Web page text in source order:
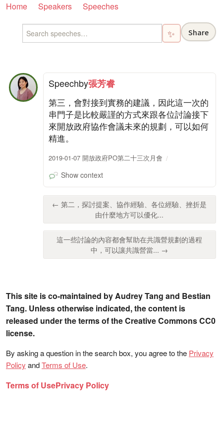
Home Speakers Speeches
✨ Share
Speechby張芳睿
第三，會對接到實務的建議，因此這一次的
串門子是比較嚴謹的方式來跟各位討論接下
來開放政府協作會議未來的規劃，可以如何
精進。
2019-01-07 開放政府PO第二十三次月會
Show context
← 第二，探討提案、協作經驗、各位經驗、挫折是
由什麼地方可以優化...
這一些討論的內容都會幫助在共識營規劃的過程
中，可以讓共識營當... →
This site is co-maintained by Audrey Tang and Bestian
Tang. Unless otherwise indicated, the content is
released under the terms of the Creative Commons CC0
license.
By asking a question in the search box, you agree to the Privacy
Policy andTerms of Use.
Terms of UsePrivacy Policy